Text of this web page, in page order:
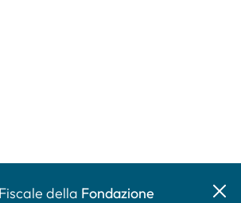
della Fondazione